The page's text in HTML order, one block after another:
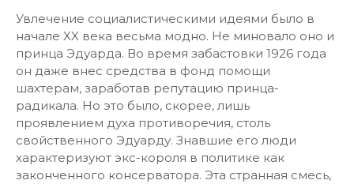
Увлечение социалистическими идеями было в
начале XX века весьма модно. Не миновало оно и
принца Эдуарда. Во время забастовки 1926 года
он даже внес средства в фонд помощи
шахтерам, заработав репутацию принца-
радикала. Но это было, скорее, лишь
проявлением духа противоречия, столь
свойственного Эдуарду. Знавшие его люди
характеризуют экс-короля в политике как
законченного консерватора. Эта странная смесь,